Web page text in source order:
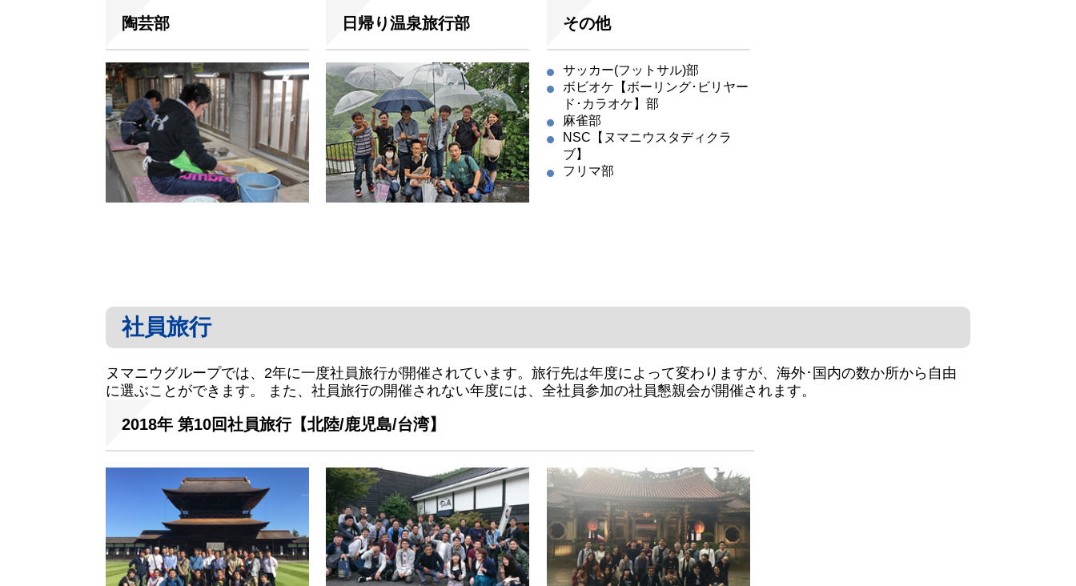
陶芸部 日帰り温泉旅行部 その他
サッカー(フットサル)部
ボビオケ【ボーリング･ビリヤー
ド･カラオケ】部
麻雀部
NSC【ヌマニウスタディクラ
ブ】
フリマ部
社員旅行
ヌマニウグループでは、2年に一度社員旅行が開催されています。旅行先は年度によって変わりますが、海外･国内の数か所から自由
に選ぶことができます。 また、社員旅行の開催されない年度には、全社員参加の社員懇親会が開催されます。
2018年 第10回社員旅行【北陸/鹿児島/台湾】